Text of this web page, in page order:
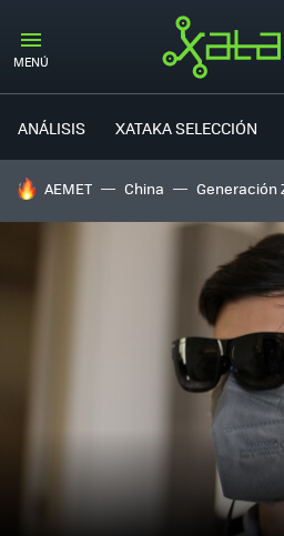
MENÚ
ANÁLISIS XATAKA SELECCIÓN
HOY SE HABLA DE
AEMET China Generación